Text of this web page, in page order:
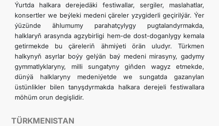
TÜRKMENISTAN
Ýurtda halkara derejedäki festiwallar, sergiler, maslahatlar,
konsertler we beýleki medeni çäreler yzygiderli geçirilýär. Ýer
ýüzünde ählumumy parahatçylygy pugtalandyrmakda,
halklaryň arasynda agzybirligi hem-de dost-doganlygy kemala
getirmekde bu çäreleriň ähmiýeti örän uludyr. Türkmen
halkynyň asyrlar boýy gelýän baý medeni mirasyny, gadymy
gymmatlyklaryny, milli sungatyny giňden wagyz etmekde,
dünýä halklaryny medeniýetde we sungatda gazanylan
üstünlikler bilen tanyşdyrmakda halkara derejeli festiwallara
möhüm orun degişlidir.